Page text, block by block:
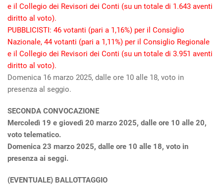
e il Collegio dei Revisori dei Conti (su un totale di 1.643 aventi
diritto al voto).
PUBBLICISTI: 46 votanti (pari a 1,16%) per il Consiglio
Nazionale, 44 votanti (pari a 1,11%) per il Consiglio Regionale
e il Collegio dei Revisori dei Conti (su un totale di 3.951 aventi
diritto al voto).
Domenica 16 marzo 2025, dalle ore 10 alle 18, voto in
presenza al seggio.
SECONDA CONVOCAZIONE
Mercoledì 19 e giovedì 20 marzo 2025, dalle ore 10 alle 20,
voto telematico.
Domenica 23 marzo 2025, dalle ore 10 alle 18, voto in
presenza ai seggi.
(EVENTUALE) BALLOTTAGGIO